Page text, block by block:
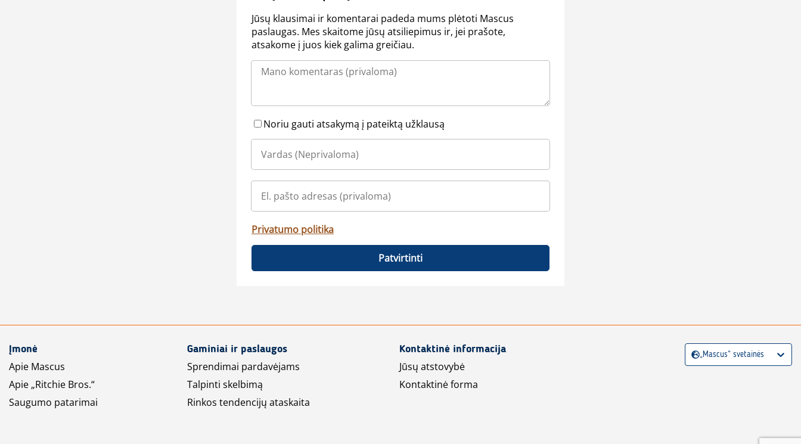
Jūsų klausimai ir komentarai padeda mums plėtoti Mascus
paslaugas. Mes skaitome jūsų atsiliepimus ir, jei prašote,
atsakome į juos kiek galima greičiau.
Noriu gauti atsakymą į pateiktą užklausą
Privatumo politika
Patvirtinti
Įmonė
Apie Mascus
Apie „Ritchie Bros.“
Saugumo patarimai
Gaminiai ir paslaugos
Sprendimai pardavėjams
Talpinti skelbimą
Rinkos tendencijų ataskaita
Kontaktinė informacija
Jūsų atstovybė
Kontaktinė forma
„Mascus“ svetainės